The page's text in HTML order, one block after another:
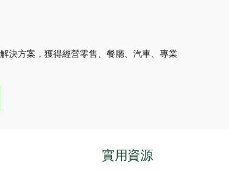
需要將在工作日下
需要基於業務需求
需要從多個不同地
希望使用自訂的用
涉及多張發票的單張
想要將每日的全部
需要查看圖像（包
只需將現金和支票送
亦可安排裝甲車取走
適合具有以下需求的企
想要在正常工作時
想要消除將現金存
決方案，獲得經營零售、餐廳、汽車、專業
實用資源